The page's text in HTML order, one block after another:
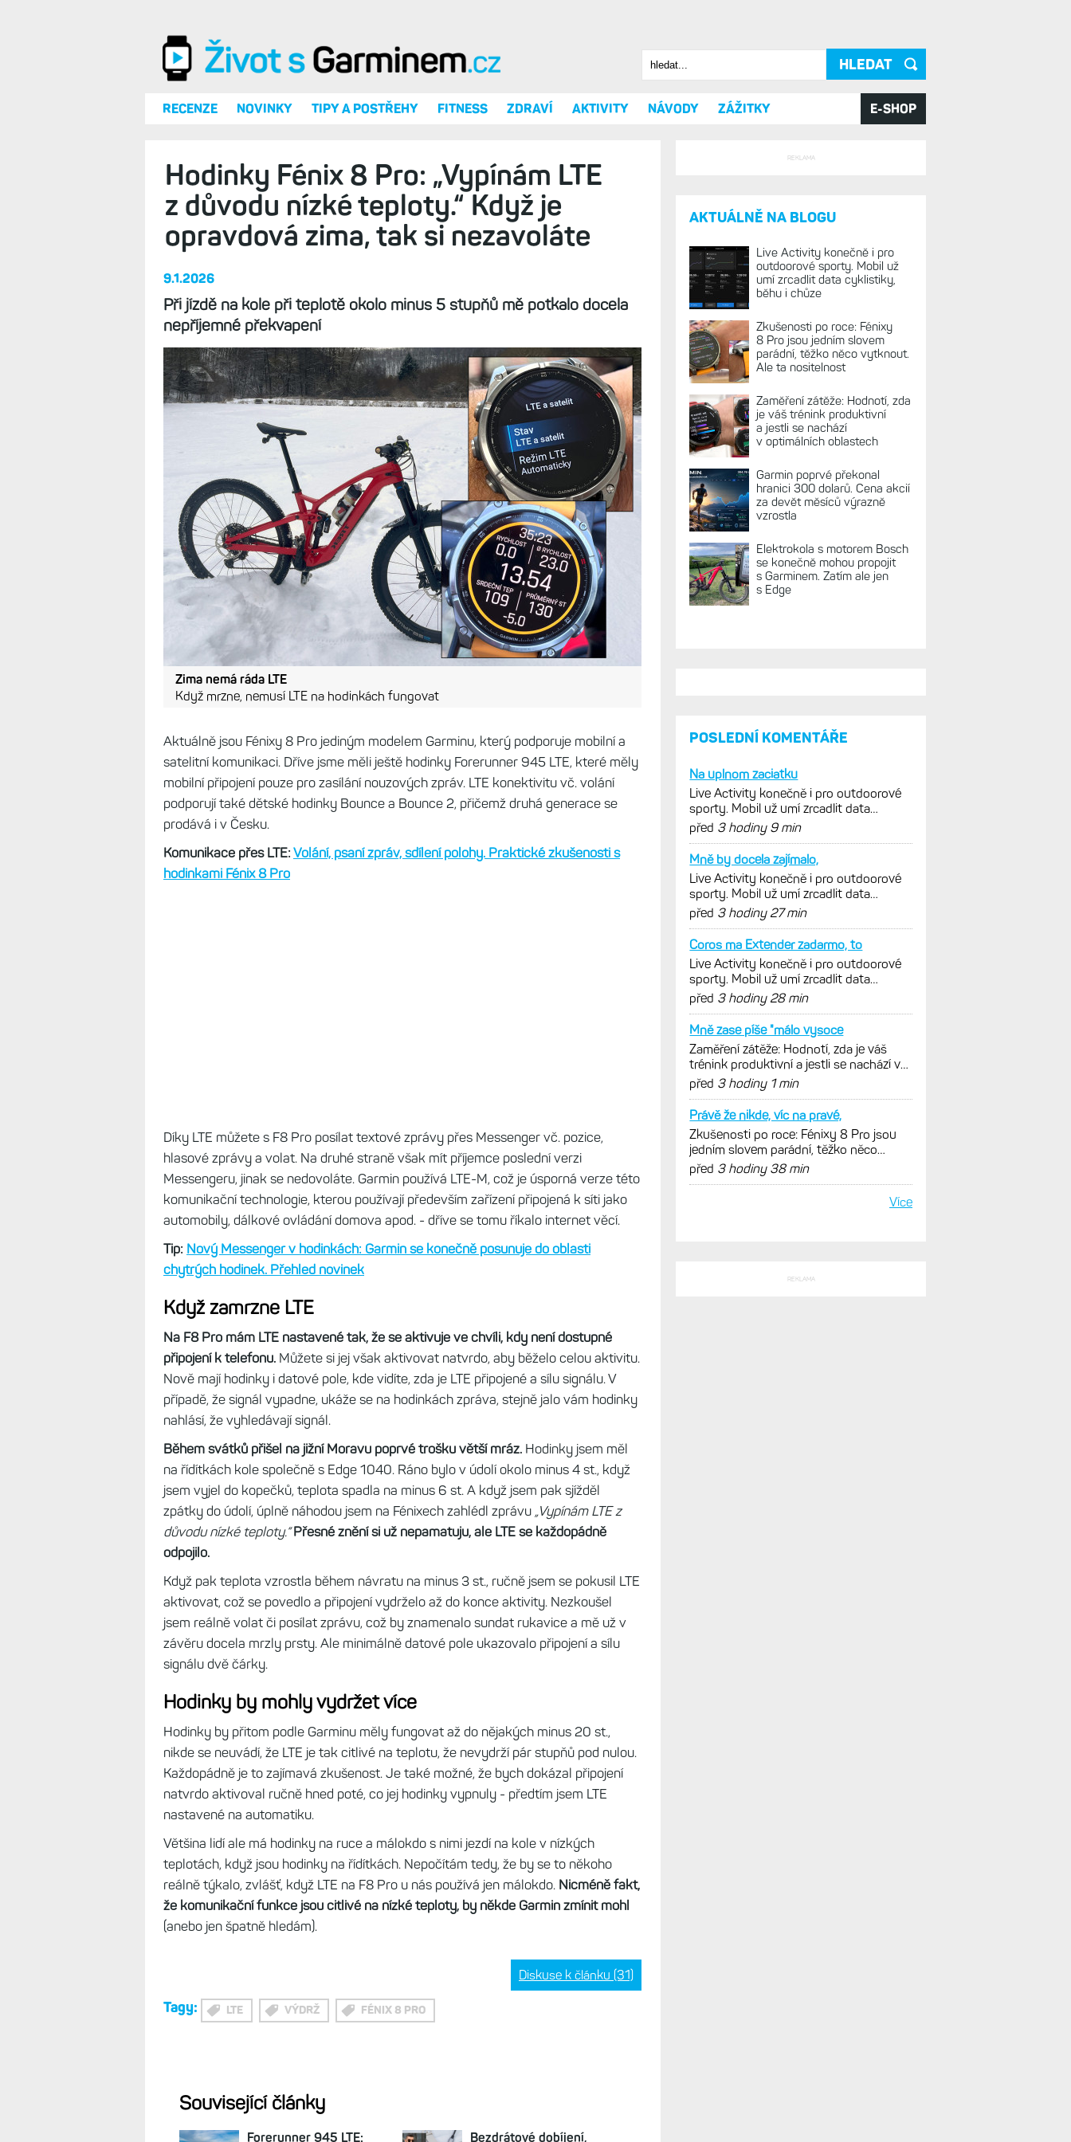
Vyhledávání
Hledat
RECENZE NOVINKY TIPY A POSTŘEHY FITNESS ZDRAVÍ AKTIVITY NÁVODY ZÁŽITKY E-SHOP
Hodinky Fénix 8 Pro: „Vypínám LTE
z důvodu nízké teploty.“ Když je
opravdová zima, tak si nezavoláte
9.1.2026
Při jízdě na kole při teplotě okolo minus 5 stupňů mě potkalo docela
nepříjemné překvapení
Zima nemá ráda LTE
Když mrzne, nemusí LTE na hodinkách fungovat
Aktuálně jsou Fénixy 8 Pro jediným modelem Garminu, který podporuje mobilní a
satelitní komunikaci. Dříve jsme měli ještě hodinky Forerunner 945 LTE, které měly
mobilní připojení pouze pro zasílání nouzových zpráv. LTE konektivitu vč. volání
podporují také dětské hodinky Bounce a Bounce 2, přičemž druhá generace se
prodává i v Česku.
Komunikace přes LTE: Volání, psaní zpráv, sdílení polohy. Praktické zkušenosti s
hodinkami Fénix 8 Pro
Díky LTE můžete s F8 Pro posílat textové zprávy přes Messenger vč. pozice,
hlasové zprávy a volat. Na druhé straně však mít příjemce poslední verzi
Messengeru, jinak se nedovoláte. Garmin používá LTE-M, což je úsporná verze této
komunikační technologie, kterou používají především zařízení připojená k síti jako
automobily, dálkové ovládání domova apod. - dříve se tomu říkalo internet věcí.
Tip: Nový Messenger v hodinkách: Garmin se konečně posunuje do oblasti
chytrých hodinek. Přehled novinek
Když zamrzne LTE
Na F8 Pro mám LTE nastavené tak, že se aktivuje ve chvíli, kdy není dostupné
připojení k telefonu. Můžete si jej však aktivovat natvrdo, aby běželo celou aktivitu.
Nově mají hodinky i datové pole, kde vidíte, zda je LTE připojené a sílu signálu. V
případě, že signál vypadne, ukáže se na hodinkách zpráva, stejně jalo vám hodinky
nahlásí, že vyhledávají signál.
Během svátků přišel na jižní Moravu poprvé trošku větší mráz. Hodinky jsem měl
na řídítkách kole společně s Edge 1040. Ráno bylo v údolí okolo minus 4 st., když
jsem vyjel do kopečků, teplota spadla na minus 6 st. A když jsem pak sjížděl
zpátky do údolí, úplně náhodou jsem na Fénixech zahlédl zprávu „Vypínám LTE z
důvodu nízké teploty.“Přesné znění si už nepamatuju, ale LTE se každopádně
odpojilo.
Když pak teplota vzrostla během návratu na minus 3 st., ručně jsem se pokusil LTE
aktivovat, což se povedlo a připojení vydrželo až do konce aktivity. Nezkoušel
jsem reálně volat či posílat zprávu, což by znamenalo sundat rukavice a mě už v
závěru docela mrzly prsty. Ale minimálně datové pole ukazovalo připojení a sílu
signálu dvě čárky.
Hodinky by mohly vydržet více
Hodinky by přitom podle Garminu měly fungovat až do nějakých minus 20 st.,
nikde se neuvádí, že LTE je tak citlivé na teplotu, že nevydrží pár stupňů pod nulou.
Každopádně je to zajímavá zkušenost. Je také možné, že bych dokázal připojení
natvrdo aktivoval ručně hned poté, co jej hodinky vypnuly - předtím jsem LTE
nastavené na automatiku.
Většina lidí ale má hodinky na ruce a málokdo s nimi jezdí na kole v nízkých
teplotách, když jsou hodinky na řídítkách. Nepočítám tedy, že by se to někoho
reálně týkalo, zvlášť, když LTE na F8 Pro u nás používá jen málokdo. Nicméně fakt,
že komunikační funkce jsou citlivé na nízké teploty, by někde Garmin zmínit mohl
(anebo jen špatně hledám).
Diskuse k článku (31)
Tagy: LTE VÝDRŽ FÉNIX 8 PRO
Související články
Forerunner 945 LTE: Bezdrátové dobíjení,
REKLAMA
AKTUÁLNĚ NA BLOGU
Live Activity konečně i pro
outdoorové sporty. Mobil už
umí zrcadlit data cyklistiky,
běhu i chůze
Zkušenosti po roce: Fénixy
8 Pro jsou jedním slovem
parádní, těžko něco vytknout.
Ale ta nositelnost
Zaměření zátěže: Hodnotí, zda
je váš trénink produktivní
a jestli se nachází
v optimálních oblastech
Garmin poprvé překonal
hranici 300 dolarů. Cena akcií
za devět měsíců výrazně
vzrostla
Elektrokola s motorem Bosch
se konečně mohou propojit
s Garminem. Zatím ale jen
s Edge
POSLEDNÍ KOMENTÁŘE
Na uplnom zaciatku
Live Activity konečně i pro outdoorové
sporty. Mobil už umí zrcadlit data
cyklistiky, běhu i chůze
před 3 hodiny 9 min
Mně by docela zajímalo,
Live Activity konečně i pro outdoorové
sporty. Mobil už umí zrcadlit data
cyklistiky, běhu i chůze
před 3 hodiny 27 min
Coros ma Extender zadarmo, to
Live Activity konečně i pro outdoorové
sporty. Mobil už umí zrcadlit data
cyklistiky, běhu i chůze
před 3 hodiny 28 min
Mně zase píše "málo vysoce
Zaměření zátěže: Hodnotí, zda je váš
trénink produktivní a jestli se nachází v
optimálních oblastech
před 3 hodiny 1 min
Právě že nikde, víc na pravé,
Zkušenosti po roce: Fénixy 8 Pro jsou
jedním slovem parádní, těžko něco
vytknout. Ale ta nositelnost
před 3 hodiny 38 min
Více
REKLAMA